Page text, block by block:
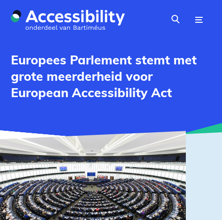
Naar hoofdinhoud
Zoeken
Europees Parlement stemt met
grote meerderheid voor
European Accessibility Act